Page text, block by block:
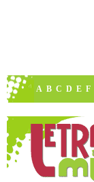
A B C D E F